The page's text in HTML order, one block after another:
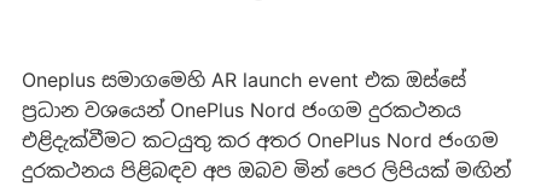
Oneplus සමාගමෙහි AR launch event එක ඔස්සේ
ප්‍රධාන වශයෙන් OnePlus Nord ජංගම දුරකථනය
එළිදැක්වීමට කටයුතු කර අතර OnePlus Nord ජංගම
දුරකථනය පිළිබඳව අප ඔබව මින් පෙර ලිපියක් මඟින්